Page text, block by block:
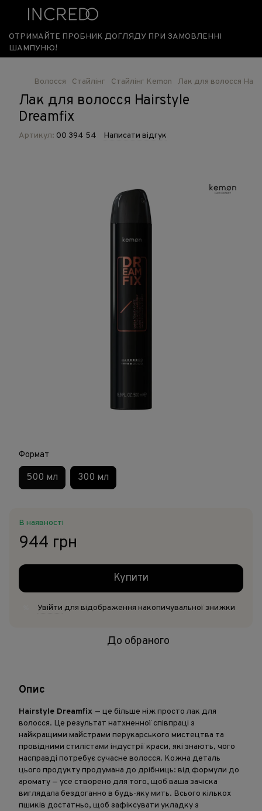
ОТРИМАЙТЕ ПРОБНИК ДОГЛЯДУ ПРИ ЗАМОВЛЕННІ
ШАМПУНЮ!
Волосся Стайлінг Стайлінг Kemon Лак для волосся
Лак для волосся Hairstyle
Dreamfix
Артикул: 00 394 54 Написати відгук
Формат
500 мл 300 мл
В наявності
944 грн
Купити
Увійти для відображення накопичувальної знижки
До обраного
Опис
Hairstyle Dreamfix — це більше ніж просто лак для
волосся. Це результат натхненної співпраці з
найкращими майстрами перукарського мистецтва та
провідними стилістами індустрії краси, які знають, чого
насправді потребує сучасне волосся. Кожна деталь
цього продукту продумана до дрібниць: від формули до
аромату — усе створено для того, щоб ваша зачіска
виглядала бездоганно в будь-яку мить. Всього кількох
пшиків достатньо, щоб зафіксувати укладку з